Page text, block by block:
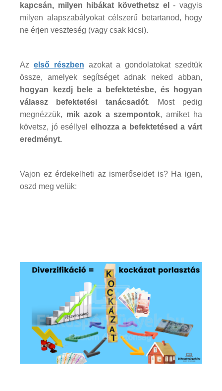
kapcsán, milyen hibákat követhetsz el
- vagyis
milyen alapszabályokat célszerű betartanod, hogy
ne érjen veszteség (vagy csak kicsi).
Az első részben azokat a gondolatokat szedtük
össze, amelyek segítséget adnak neked abban,
hogyan kezdj bele a befektetésbe, és hogyan
válassz befektetési tanácsadót. Most pedig
megnézzük, mik azok a szempontok, amiket ha
követsz, jó eséllyel elhozza a befektetésed a várt
eredményt.
Vajon ez érdekelheti az ismerőseidet is? Ha igen,
oszd meg velük: